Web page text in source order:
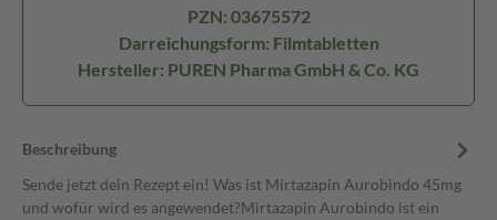
PZN: 03675572
Darreichungsform: Filmtabletten
Hersteller: PUREN Pharma GmbH & Co. KG
Beschreibung
Sende jetzt dein Rezept ein! Was ist Mirtazapin Aurobindo 45mg
und wofür wird es angewendet?Mirtazapin Aurobindo ist ein